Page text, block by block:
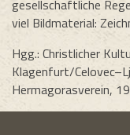
gesellschaftliche
viel Bildmaterial:
Hgg.: Christlicher
Klagenfurt/
Hermagorasverein,